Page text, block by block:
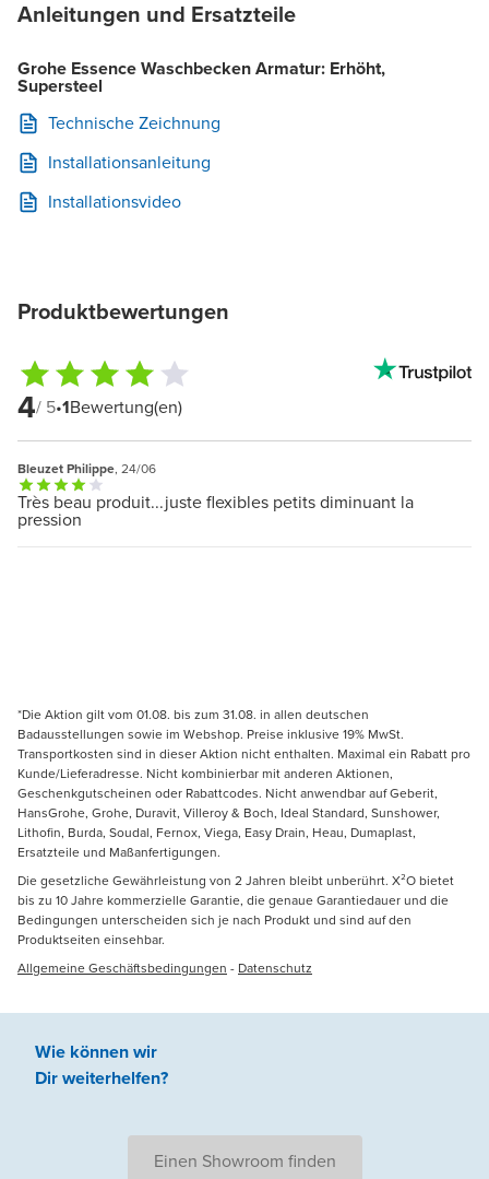
Anleitungen und Ersatzteile
Grohe Essence Waschbecken Armatur: Erhöht,
Supersteel
Technische Zeichnung
Installationsanleitung
Installationsvideo
Produktbewertungen
4/ 5•1Bewertung(en)
Bleuzet Philippe, 24/06
Très beau produit...juste flexibles petits diminuant la
pression
*Die Aktion gilt vom 01.08. bis zum 31.08. in allen deutschen
Badausstellungen sowie im Webshop. Preise inklusive 19% MwSt.
Transportkosten sind in dieser Aktion nicht enthalten. Maximal ein Rabatt pro
Kunde/Lieferadresse. Nicht kombinierbar mit anderen Aktionen,
Geschenkgutscheinen oder Rabattcodes. Nicht anwendbar auf Geberit,
HansGrohe, Grohe, Duravit, Villeroy & Boch, Ideal Standard, Sunshower,
Lithofin, Burda, Soudal, Fernox, Viega, Easy Drain, Heau, Dumaplast,
Ersatzteile und Maßanfertigungen.
Die gesetzliche Gewährleistung von 2 Jahren bleibt unberührt. X²O bietet
bis zu 10 Jahre kommerzielle Garantie, die genaue Garantiedauer und die
Bedingungen unterscheiden sich je nach Produkt und sind auf den
Produktseiten einsehbar.
Allgemeine Geschäftsbedingungen - Datenschutz
Wie können wir
Dir weiterhelfen?
Einen Showroom finden